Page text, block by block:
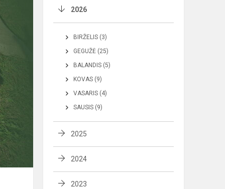
2026
BIRŽELIS (3)
GEGUŽĖ (25)
BALANDIS (5)
KOVAS (9)
VASARIS (4)
SAUSIS (9)
2025
2024
2023